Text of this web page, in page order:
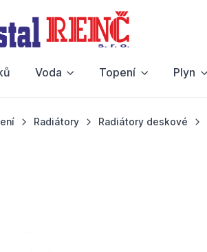
Voda Topení Plyn
Radiátory Radiátory deskové